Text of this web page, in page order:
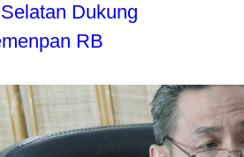
Dukung
RB